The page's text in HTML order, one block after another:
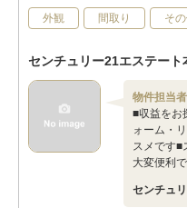
外観 間取り そ
センチュリー21エステート
物件担当
■収益をお
ォーム・
スメです■
大変便利
センチュ